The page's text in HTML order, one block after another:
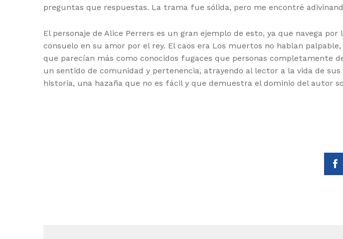
preguntas que respuestas. La trama fue sólida, pero me encontré
El personaje de Alice Perrers es un gran ejemplo de esto, ya que navega
consuelo en su amor por el rey. El caos era Los muertos no hablan
que parecían más como conocidos fugaces que personas completamente
un sentido de comunidad y pertenencia, atrayendo al lector a la vida de
historia, una hazaña que no es fácil y que demuestra el dominio del autor